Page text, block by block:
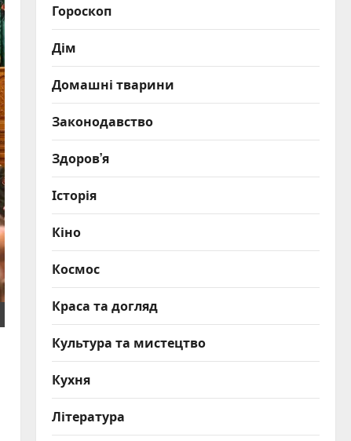
Гороскоп
Дім
Домашні тварини
Законодавство
Здоров’я
Історія
Кіно
Космос
Краса та догляд
Культура та мистецтво
Кухня
Література